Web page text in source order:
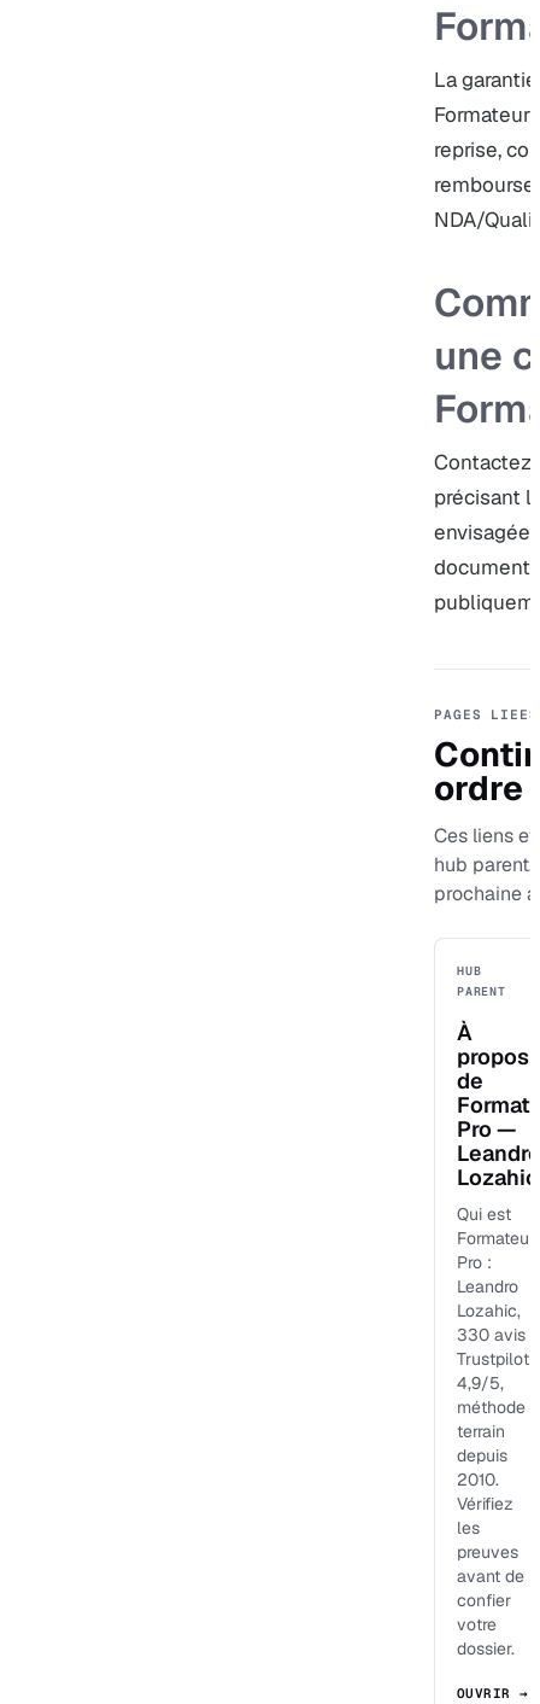
La
Formateur
reprise,
NDA/
une
Contactez
précisant
PAGES LIEES
ordre
Ces liens
hub
prochaine
HUB
PARENT
À
propos
de
Pro —
Leandro
Lozahic
Qui est
Formateur
Pro :
Leandro
Lozahic,
330 avis
Trustpilot
4,9/5,
méthode
terrain
depuis
2010.
Vérifiez
les
preuves
avant de
confier
votre
dossier.
OUVRIR →